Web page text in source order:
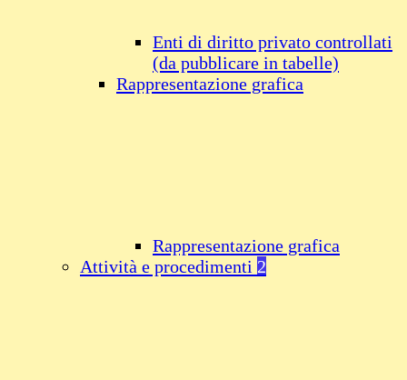
Enti di diritto privato controllati
(da pubblicare in tabelle)
Rappresentazione grafica
Rappresentazione grafica
Attività e procedimenti 2